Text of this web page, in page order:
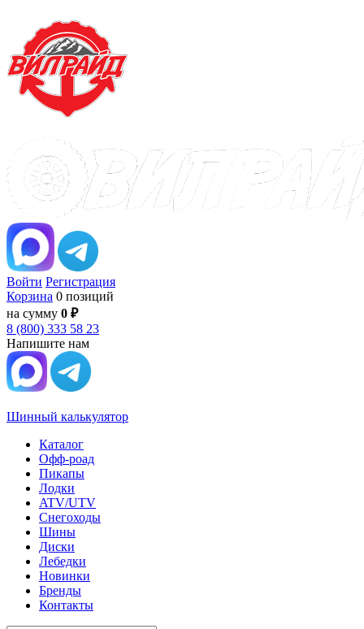
Войти Регистрация
Корзина 0 позиций
на сумму 0 ₽
8 (800) 333 58 23
Напишите нам
Шинный калькулятор
Каталог
Офф-роад
Пикапы
Лодки
ATV/UTV
Снегоходы
Шины
Диски
Лебедки
Новинки
Бренды
Контакты